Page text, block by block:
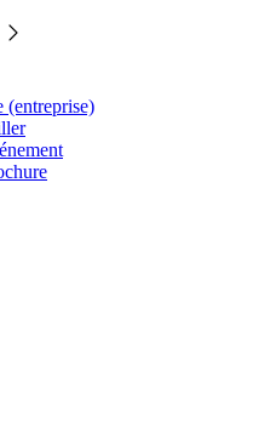
(entreprise)